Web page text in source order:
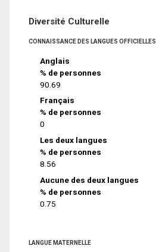
Diversité Culturelle
CONNAISSANCE DES LANGUES OFFICIELLES
Anglais
% de personnes
90.69
Français
% de personnes
0
Les deux langues
% de personnes
8.56
Aucune des deux langues
% de personnes
0.75
LANGUE MATERNELLE